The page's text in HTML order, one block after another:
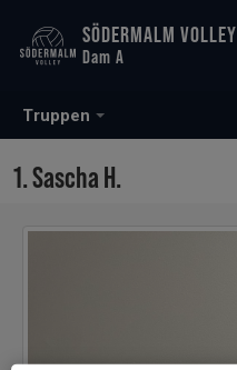
Truppen
SÖDERMALM VOLLEY
Dam A
1. Sascha H.